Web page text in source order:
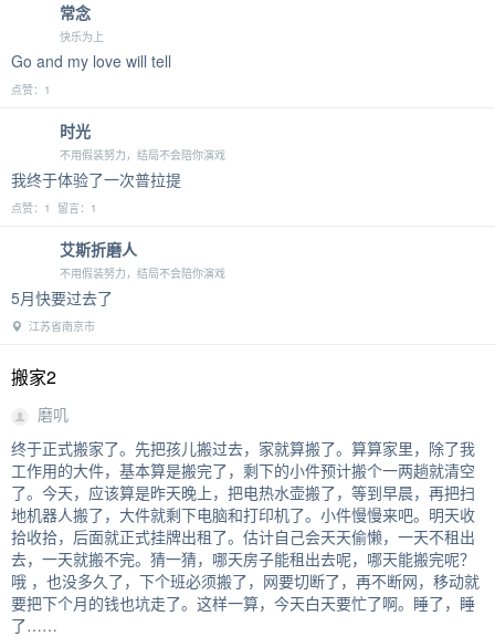
常念
快乐为上
Go and my love will tell
点赞：1
时光
不用假装努力，结局不会陪你演戏
我终于体验了一次普拉提
点赞：1 留言：1
艾斯折磨人
不用假装努力，结局不会陪你演戏
5月快要过去了
江苏省南京市
搬家2
磨叽
终于正式搬家了。先把孩儿搬过去，家就算搬了。算算家里，除了我
工作用的大件，基本算是搬完了，剩下的小件预计搬个一两趟就清空
了。今天，应该算是昨天晚上，把电热水壶搬了，等到早晨，再把扫
地机器人搬了，大件就剩下电脑和打印机了。小件慢慢来吧。明天收
拾收拾，后面就正式挂牌出租了。估计自己会天天偷懒，一天不租出
去，一天就搬不完。猜一猜，哪天房子能租出去呢，哪天能搬完呢？
哦 ，也没多久了，下个班必须搬了，网要切断了，再不断网，移动就
要把下个月的钱也坑走了。这样一算，今天白天要忙了啊。睡了，睡
了……